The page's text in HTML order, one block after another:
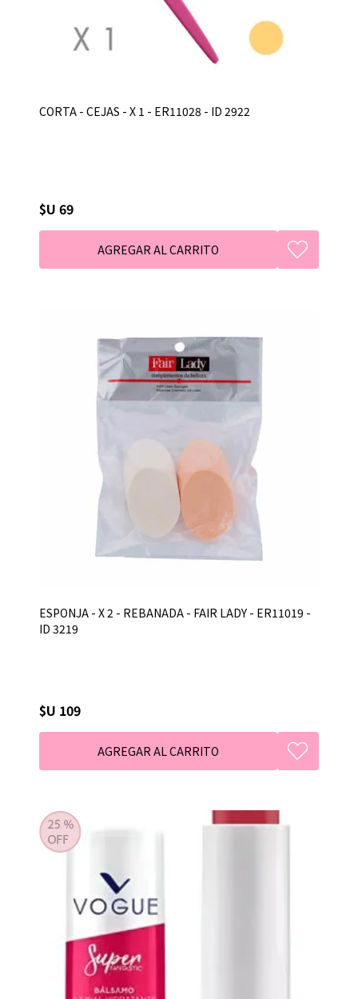
CORTA - CEJAS - X 1 - ER11028 - ID 2922
$U 69
ESPONJA - X 2 - REBANADA - FAIR LADY - ER11019 -
ID 3219
$U 109